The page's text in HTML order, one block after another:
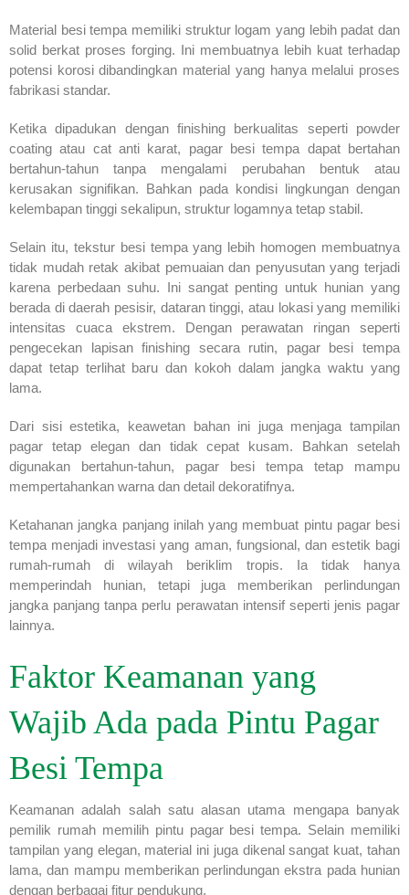
Material besi tempa memiliki struktur logam yang lebih padat dan
solid berkat proses forging. Ini membuatnya lebih kuat terhadap
potensi korosi dibandingkan material yang hanya melalui proses
fabrikasi standar.
Ketika dipadukan dengan finishing berkualitas seperti powder
coating atau cat anti karat, pagar besi tempa dapat bertahan
bertahun-tahun tanpa mengalami perubahan bentuk atau
kerusakan signifikan. Bahkan pada kondisi lingkungan dengan
kelembapan tinggi sekalipun, struktur logamnya tetap stabil.
Selain itu, tekstur besi tempa yang lebih homogen membuatnya
tidak mudah retak akibat pemuaian dan penyusutan yang terjadi
karena perbedaan suhu. Ini sangat penting untuk hunian yang
berada di daerah pesisir, dataran tinggi, atau lokasi yang memiliki
intensitas cuaca ekstrem. Dengan perawatan ringan seperti
pengecekan lapisan finishing secara rutin, pagar besi tempa
dapat tetap terlihat baru dan kokoh dalam jangka waktu yang
lama.
Dari sisi estetika, keawetan bahan ini juga menjaga tampilan
pagar tetap elegan dan tidak cepat kusam. Bahkan setelah
digunakan bertahun-tahun, pagar besi tempa tetap mampu
mempertahankan warna dan detail dekoratifnya.
Ketahanan jangka panjang inilah yang membuat pintu pagar besi
tempa menjadi investasi yang aman, fungsional, dan estetik bagi
rumah-rumah di wilayah beriklim tropis. Ia tidak hanya
memperindah hunian, tetapi juga memberikan perlindungan
jangka panjang tanpa perlu perawatan intensif seperti jenis pagar
lainnya.
Faktor Keamanan yang
Wajib Ada pada Pintu Pagar
Besi Tempa
Keamanan adalah salah satu alasan utama mengapa banyak
pemilik rumah memilih pintu pagar besi tempa. Selain memiliki
tampilan yang elegan, material ini juga dikenal sangat kuat, tahan
lama, dan mampu memberikan perlindungan ekstra pada hunian
dengan berbagai fitur pendukung.